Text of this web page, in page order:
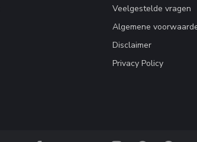
Veelgestelde vragen
Algemene
Disclaimer
Privacy Policy